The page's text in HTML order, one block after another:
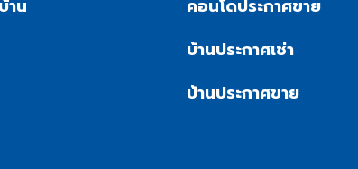
าน
คอนโดประกาศขาย
บ้านประกาศเช่า
บ้านประกาศขาย